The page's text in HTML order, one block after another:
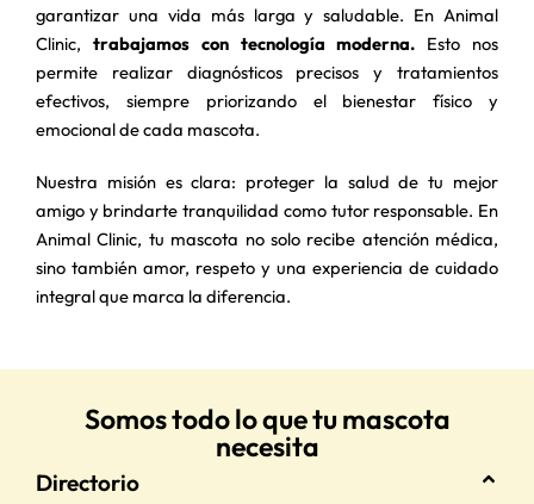
garantizar una vida más larga y saludable. En Animal
Clinic, trabajamos con tecnología moderna. Esto nos
permite realizar diagnósticos precisos y tratamientos
efectivos, siempre priorizando el bienestar físico y
emocional de cada mascota.
Nuestra misión es clara: proteger la salud de tu mejor
amigo y brindarte tranquilidad como tutor responsable. En
Animal Clinic, tu mascota no solo recibe atención médica,
sino también amor, respeto y una experiencia de cuidado
integral que marca la diferencia.
Somos todo lo que tu mascota
necesita
Directorio